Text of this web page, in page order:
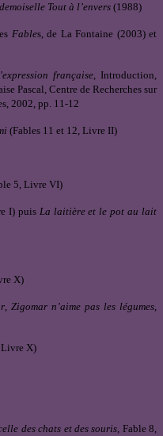
Tout à l’envers(1988)
Fables, de La Fontaine (2003) et
française, Introduction,
Pascal, Centre de Recherches sur
2002, pp. 11-12
(Fables 11 et 12, Livre II)
5, Livre VI)
I) puis La laitière et le pot au lait
X)
, Zigomar n’aime pas les légumes,
Livre X)
des chats et des souris, Fable 8,